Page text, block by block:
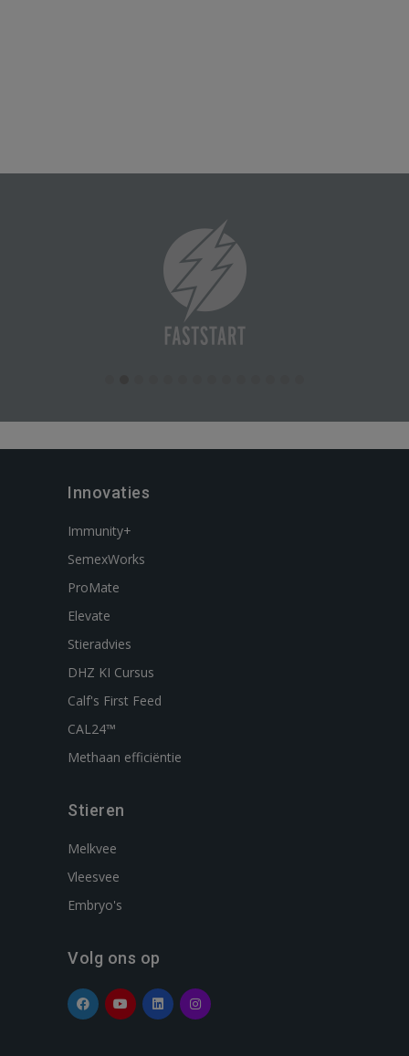
Innovaties
Immunity+
SemexWorks
ProMate
Elevate
Stieradvies
DHZ KI Cursus
Calf's First Feed
CAL24™
Methaan efficiëntie
Stieren
Melkvee
Vleesvee
Embryo's
Volg ons op